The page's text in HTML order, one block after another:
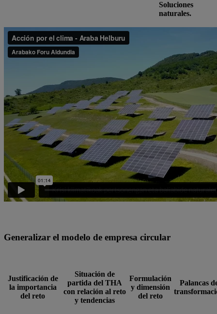
Soluciones
naturales.
Generalizar el modelo de empresa circular
Justificación de
la importancia
del reto
Situación de
partida del THA
con relación al reto
y tendencias
Formulación
y dimensión
del reto
Palancas